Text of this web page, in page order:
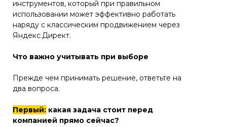
инструментов, который при правильном
использовании может эффективно работать
наряду с классическим продвижением через
Яндекс.Директ.
Что важно учитывать при выборе
Прежде чем принимать решение, ответьте на
два вопроса.
Первый: какая задача стоит перед
компанией прямо сейчас?